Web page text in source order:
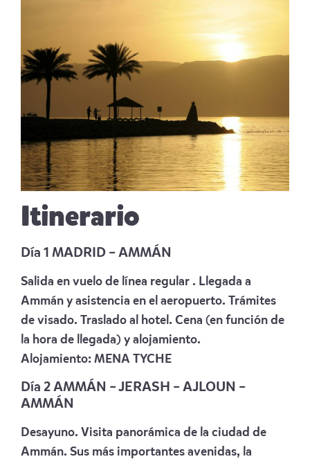
Itinerario
Día 1 MADRID – AMMÁN
Salida en vuelo de línea regular . Llegada a
Ammán y asistencia en el aeropuerto. Trámites
de visado. Traslado al hotel. Cena (en función de
la hora de llegada) y alojamiento.
Alojamiento: MENA TYCHE
Día 2 AMMÁN – JERASH – AJLOUN –
AMMÁN
Desayuno. Visita panorámica de la ciudad de
Ammán. Sus más importantes avenidas, la